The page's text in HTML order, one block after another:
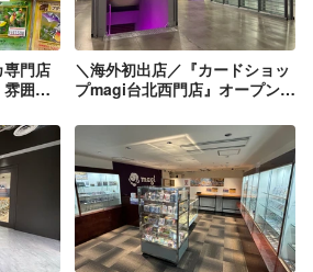
専門店
囲気
＼海外初出店／『カードショッ
プmagi台北西門店』オープンま